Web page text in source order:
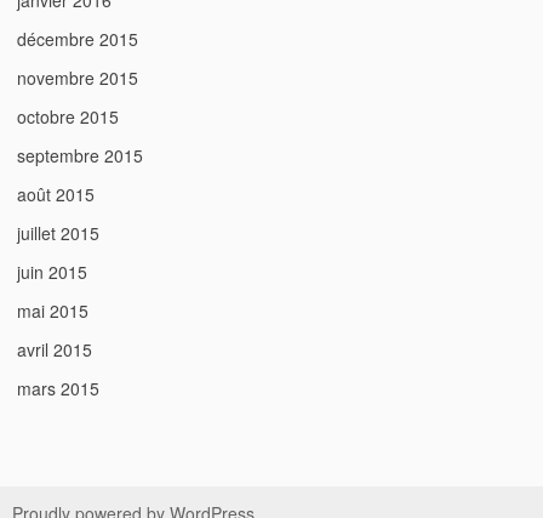
décembre 2015
novembre 2015
octobre 2015
septembre 2015
août 2015
juillet 2015
juin 2015
mai 2015
avril 2015
mars 2015
Proudly powered by WordPress